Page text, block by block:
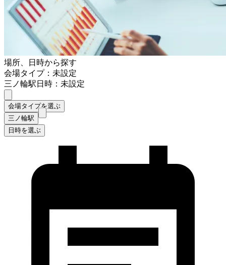
場所、日時から探す
会場タイプ：未設定
三ノ輪駅日時：未設定
会場タイプを選ぶ
三ノ輪駅
日時を選ぶ